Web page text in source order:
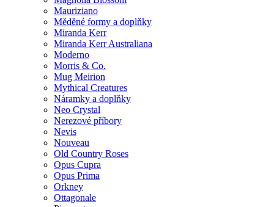
Mauriziano
Měděné formy a doplňky
Miranda Kerr
Miranda Kerr Australiana
Moderno
Morris & Co.
Mug Meirion
Mythical Creatures
Náramky a doplňky
Neo Crystal
Nerezové příbory
Nevis
Nouveau
Old Country Roses
Opus Cupra
Opus Prima
Orkney
Ottagonale